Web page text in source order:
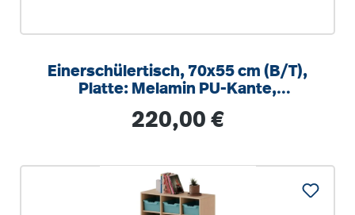
Einerschülertisch, 70x55 cm (B/T),
Platte: Melamin PU-Kante,
Regulärer Preis:
220,00 €